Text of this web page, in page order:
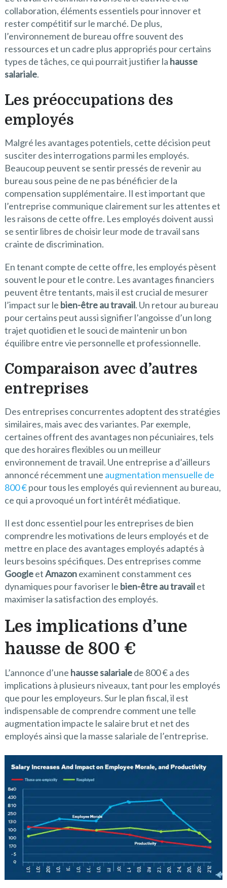
collaboration, éléments essentiels pour innover et
rester compétitif sur le marché. De plus,
l’environnement de bureau offre souvent des
ressources et un cadre plus appropriés pour certains
types de tâches, ce qui pourrait justifier la hausse
salariale.
Les préoccupations des
employés
Malgré les avantages potentiels, cette décision peut
susciter des interrogations parmi les employés.
Beaucoup peuvent se sentir pressés de revenir au
bureau sous peine de ne pas bénéficier de la
compensation supplémentaire. Il est important que
l’entreprise communique clairement sur les attentes et
les raisons de cette offre. Les employés doivent aussi
se sentir libres de choisir leur mode de travail sans
crainte de discrimination.
En tenant compte de cette offre, les employés pèsent
souvent le pour et le contre. Les avantages financiers
peuvent être tentants, mais il est crucial de mesurer
l’impact sur le bien-être au travail. Un retour au bureau
pour certains peut aussi signifier l’angoisse d’un long
trajet quotidien et le souci de maintenir un bon
équilibre entre vie personnelle et professionnelle.
Comparaison avec d’autres
entreprises
Des entreprises concurrentes adoptent des stratégies
similaires, mais avec des variantes. Par exemple,
certaines offrent des avantages non pécuniaires, tels
que des horaires flexibles ou un meilleur
environnement de travail. Une entreprise a d’ailleurs
annoncé récemment une augmentation mensuelle de
800 €pour tous les employés qui reviennent au bureau,
ce qui a provoqué un fort intérêt médiatique.
Il est donc essentiel pour les entreprises de bien
comprendre les motivations de leurs employés et de
mettre en place des avantages employés adaptés à
leurs besoins spécifiques. Des entreprises comme
GoogleetAmazonexaminent constamment ces
dynamiques pour favoriser le bien-être au travailet
maximiser la satisfaction des employés.
Les implications d’une
hausse de 800 €
L’annonce d’une hausse salarialede 800 € a des
implications à plusieurs niveaux, tant pour les employés
que pour les employeurs. Sur le plan fiscal, il est
indispensable de comprendre comment une telle
augmentation impacte le salaire brut et net des
employés ainsi que la masse salariale de l’entreprise.